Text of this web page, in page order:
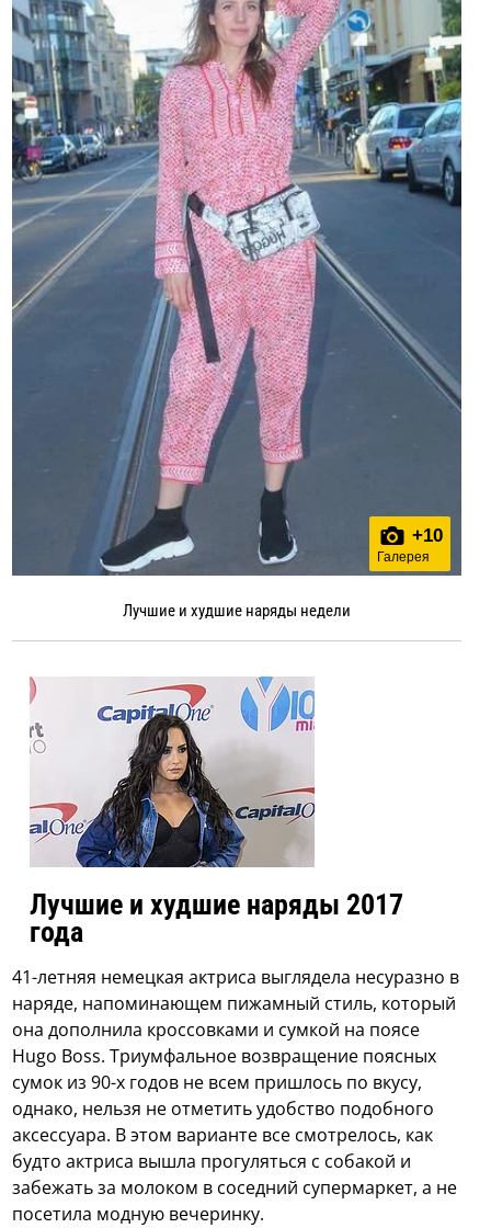
+10
Галерея
Лучшие и худшие наряды недели
Лучшие и худшие наряды 2017
года
41-летняя немецкая актриса выглядела несуразно в
наряде, напоминающем пижамный стиль, который
она дополнила кроссовками и сумкой на поясе
Hugo Boss. Триумфальное возвращение поясных
сумок из 90-х годов не всем пришлось по вкусу,
однако, нельзя не отметить удобство подобного
аксессуара. В этом варианте все смотрелось, как
будто актриса вышла прогуляться с собакой и
забежать за молоком в соседний супермаркет, а не
посетила модную вечеринку.